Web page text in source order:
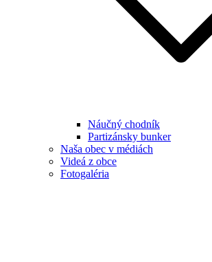
Náučný chodník
Partizánsky bunker
Naša obec v médiách
Videá z obce
Fotogaléria